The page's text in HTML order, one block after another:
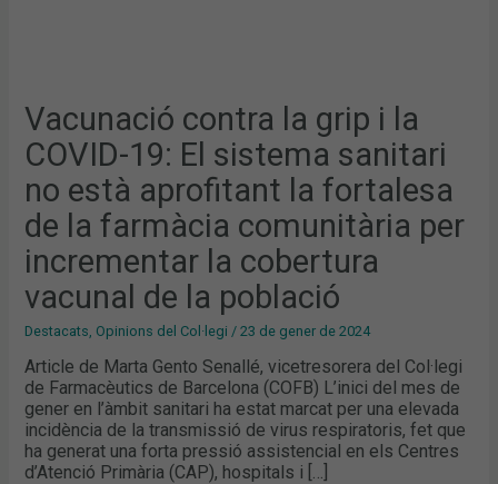
Vacunació contra la grip i la
COVID-19: El sistema sanitari
no està aprofitant la fortalesa
de la farmàcia comunitària per
incrementar la cobertura
vacunal de la població
Destacats, Opinions del Col·legi /23 de gener de 2024
Article de Marta Gento Senallé, vicetresorera del Col·legi
de Farmacèutics de Barcelona (COFB) L’inici del mes de
gener en l’àmbit sanitari ha estat marcat per una elevada
incidència de la transmissió de virus respiratoris, fet que
ha generat una forta pressió assistencial en els Centres
d’Atenció Primària (CAP), hospitals i […]
VACUNAL
DE
LA
POBLACIÓ